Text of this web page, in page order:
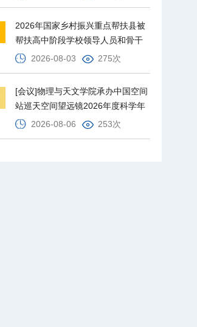
2026年国家乡村振兴重点帮扶县被
帮扶高中阶段学校领导人员和骨干
教师培训班在北京师范大学举办
2026-08-03 275次
[会议]物理与天文学院承办中国空间
站巡天空间望远镜2026年度科学年
会
2026-08-06 253次